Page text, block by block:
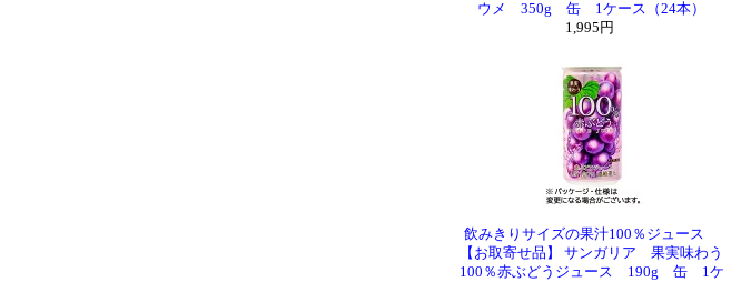
ウメ 350g 缶 1ケース（24本）
1,995円
飲みきりサイズの果汁100％ジュース
【お取寄せ品】 サンガリア 果実味わう
100％赤ぶどうジュース 190g 缶 1ケ